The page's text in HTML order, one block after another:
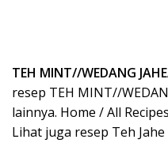
TEH MINT//WEDANG
resep TEH MINT//
lainnya. Home / All
Lihat juga resep Teh